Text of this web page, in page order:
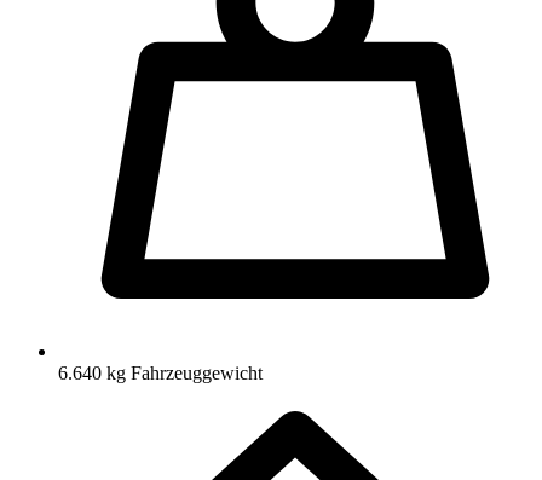
6.640 kg Fahrzeuggewicht